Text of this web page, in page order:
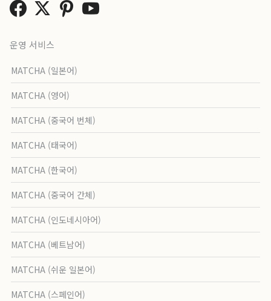
운영 서비스
MATCHA (일본어)
MATCHA (영어)
MATCHA (중국어 번체)
MATCHA (태국어)
MATCHA (한국어)
MATCHA (중국어 간체)
MATCHA (인도네시아어)
MATCHA (베트남어)
MATCHA (쉬운 일본어)
MATCHA (스페인어)